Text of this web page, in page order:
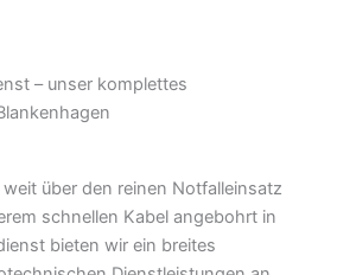
– unser komplettes
über den reinen Notfalleinsatz
schnellen Kabel angebohrt in
bieten wir ein breites